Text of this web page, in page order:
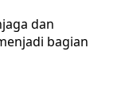
dan
bagian